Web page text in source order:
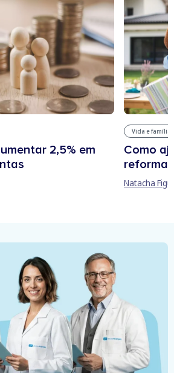
2,5% em
Vida e família
Como
reforma
Natacha